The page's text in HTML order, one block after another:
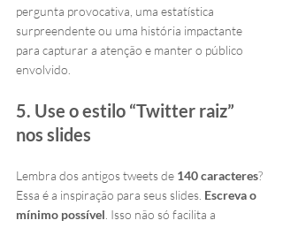
pergunta provocativa, uma estatística
surpreendente ou uma história impactante
para capturar a atenção e manter o público
envolvido.
5. Use o estilo “Twitter raiz”
nos slides
Lembra dos antigos tweets de 140 caracteres?
Essa é a inspiração para seus slides. Escreva o
mínimo possível . Isso não só facilita a